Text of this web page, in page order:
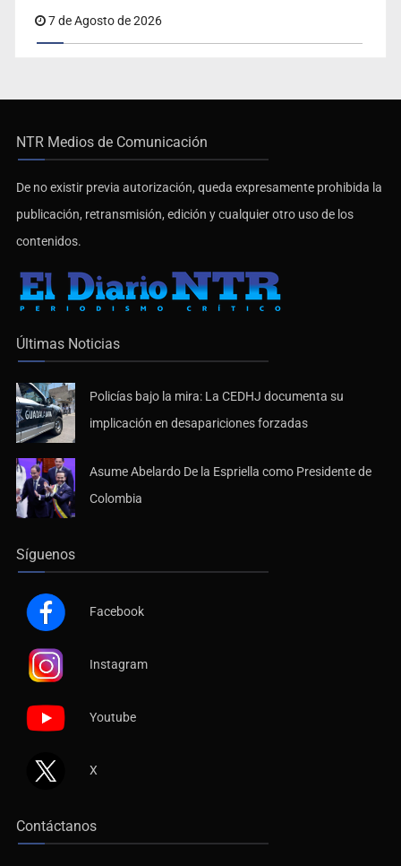
implicación en desapariciones forzadas
7 de Agosto de 2026
NTR Medios de Comunicación
De no existir previa autorización, queda expresamente prohibida la
publicación, retransmisión, edición y cualquier otro uso de los
contenidos.
Últimas Noticias
Policías bajo la mira: La CEDHJ documenta su
implicación en desapariciones forzadas
Asume Abelardo De la Espriella como Presidente de
Colombia
Síguenos
Facebook
Instagram
Youtube
X
Contáctanos